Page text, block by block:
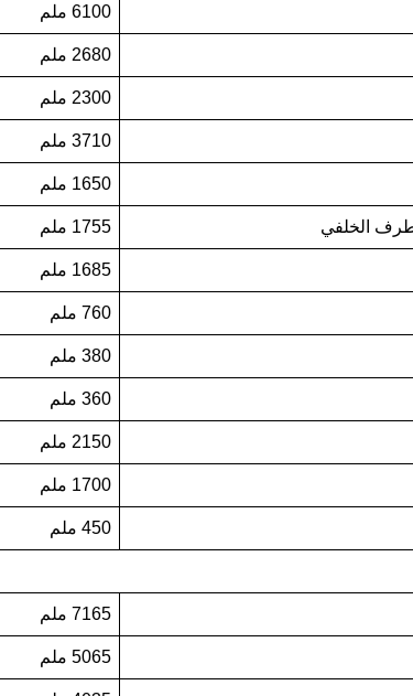
6100 ملم
2680 ملم
2300 ملم
3710 ملم
1650 ملم
الخلفي 1755 ملم
1685 ملم
760 ملم
380 ملم
360 ملم
2150 ملم
1700 ملم
450 ملم
7165 ملم
5065 ملم